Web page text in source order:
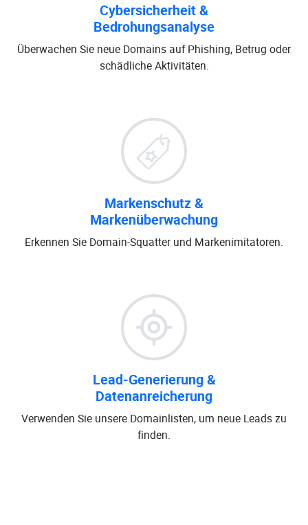
Cybersicherheit &
Bedrohungsanalyse
Überwachen Sie neue Domains auf Phishing, Betrug oder
schädliche Aktivitäten.
Markenschutz &
Markenüberwachung
Erkennen Sie Domain-Squatter und Markenimitatoren.
Lead-Generierung &
Datenanreicherung
Verwenden Sie unsere Domainlisten, um neue Leads zu
finden.